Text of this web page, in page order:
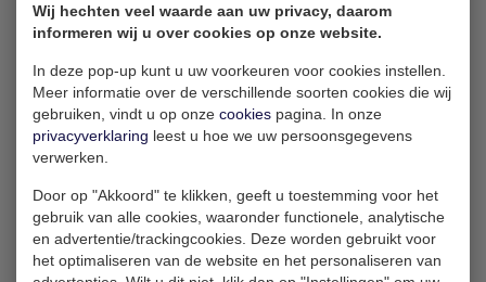
opgeslagen.
Controle & reiniging
het transport, inclusief gasmetingen
en ontgassen om gevaarlijke
situaties te voorkomen.
Wij hechten veel waarde aan uw privacy, daarom
informeren wij u over cookies op onze website.
In deze pop-up kunt u uw voorkeuren voor cookies instellen.
Meer informatie over de verschillende soorten cookies die wij
gebruiken, vindt u op onze cookies pagina. In onze
privacyverklaring leest u hoe we uw persoonsgegevens
verwerken.
Door op "Akkoord" te klikken, geeft u toestemming voor het
gebruik van alle cookies, waaronder functionele, analytische
en advertentie/trackingcookies. Deze worden gebruikt voor
het optimaliseren van de website en het personaliseren van